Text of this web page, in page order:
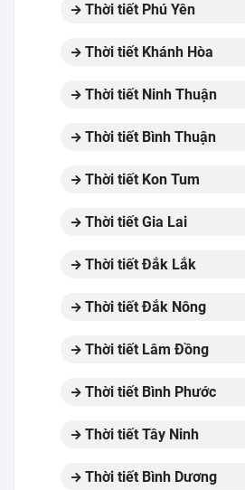
Thời tiết Phú Yên
Thời tiết Khánh Hòa
Thời tiết Ninh Thuận
Thời tiết Bình Thuận
Thời tiết Kon Tum
Thời tiết Gia Lai
Thời tiết Đắk Lắk
Thời tiết Đắk Nông
Thời tiết Lâm Đồng
Thời tiết Bình Phước
Thời tiết Tây Ninh
Thời tiết Bình Dương